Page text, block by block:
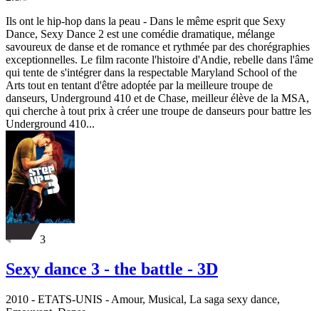
Ils ont le hip-hop dans la peau - Dans le même esprit que Sexy
Dance, Sexy Dance 2 est une comédie dramatique, mélange
savoureux de danse et de romance et rythmée par des chorégraphies
exceptionnelles. Le film raconte l'histoire d'Andie, rebelle dans l'âme
qui tente de s'intégrer dans la respectable Maryland School of the
Arts tout en tentant d'être adoptée par la meilleure troupe de
danseurs, Underground 410 et de Chase, meilleur élève de la MSA,
qui cherche à tout prix à créer une troupe de danseurs pour battre les
Underground 410...
3
Sexy dance 3 - the battle - 3D
2010 - ETATS-UNIS - Amour, Musical, La saga sexy dance,